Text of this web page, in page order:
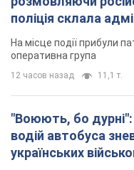
поліція склала
На місце події прибули
оперативна група
12 часов назад 11,1 т.
"Воюють, бо дурні":
водій автобуса
українських